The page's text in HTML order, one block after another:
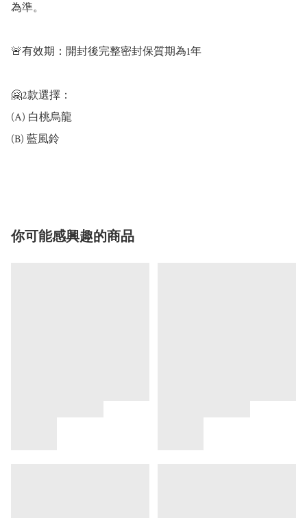
為準。
🚨️有效期：開封後完整密封保質期為1年
🤗2款選擇：
(A) 白桃烏龍
(B) 藍風鈴
你可能感興趣的商品